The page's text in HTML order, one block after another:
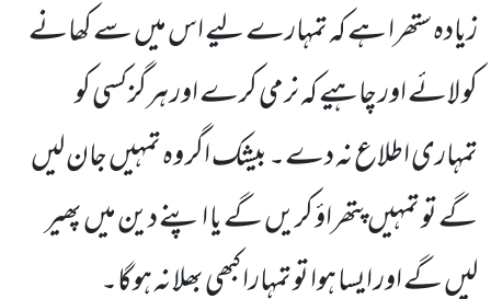
زیادہ ستھرا ہے کہ تمہارے لیے اس میں سے کھانے
کو لائے اور چاہیے کہ نرمی کرے اور ہرگز کسی کو
تمہاری اطلاع نہ دے۔ بیشک اگر وہ تمہیں جان لیں
گے تو تمہیں پتھراؤ کریں گے یا اپنے دین میں پھیر
لیں گے اور ایسا ہوا تو تمہارا کبھی بھلا نہ ہوگا۔